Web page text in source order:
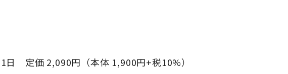
日 定価 2,090円（本体 1,900円+税10%）